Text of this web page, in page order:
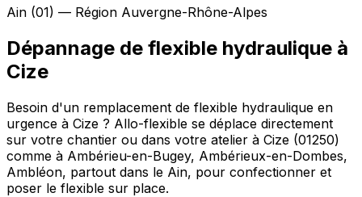
Ain (01) — Région Auvergne-Rhône-Alpes
Dépannage de flexible hydraulique à
Cize
Besoin d'un remplacement de flexible hydraulique en
urgence à Cize ? Allo-flexible se déplace directement
sur votre chantier ou dans votre atelier à Cize (01250)
comme à Ambérieu-en-Bugey, Ambérieux-en-Dombes,
Ambléon, partout dans le Ain, pour confectionner et
poser le flexible sur place.